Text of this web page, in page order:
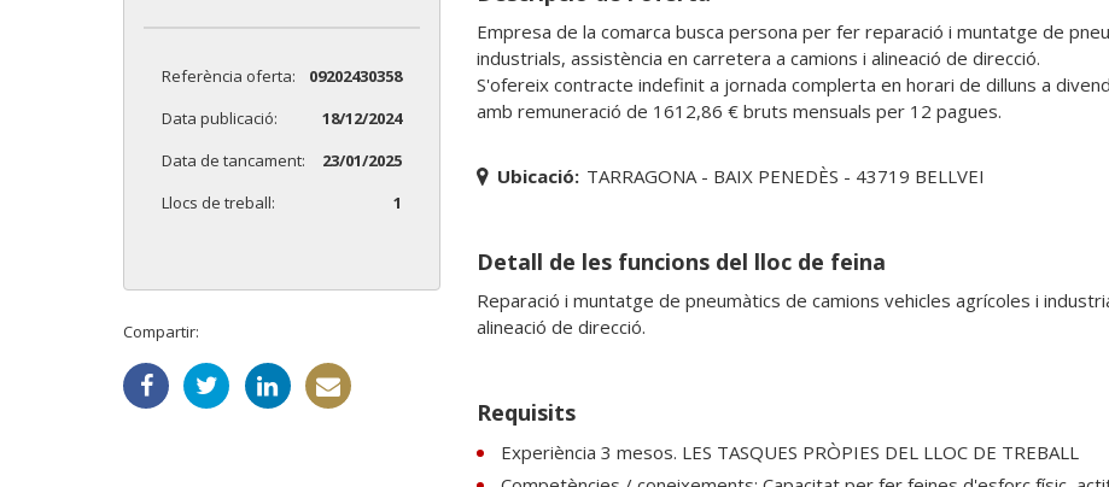
Referència oferta:
09202430358
Data publicació:
18/12/2024
Data de tancament:
23/01/2025
Llocs de treball:
1
Compartir:
Empresa de la comarca busca persona per fer reparació i muntatge de
industrials, assistència en carretera a camions i alineació de direcció.
S'ofereix contracte indefinit a jornada complerta en horari de dilluns a
amb remuneració de 1612,86 € bruts mensuals per 12 pagues.
Ubicació: TARRAGONA - BAIX PENEDÈS - 43719 BELLVEI
Detall de les funcions del lloc de feina
Reparació i muntatge de pneumàtics de camions vehicles agrícoles i
alineació de direcció.
Requisits
Experiència 3 mesos. LES TASQUES PRÒPIES DEL LLOC DE TREBALL